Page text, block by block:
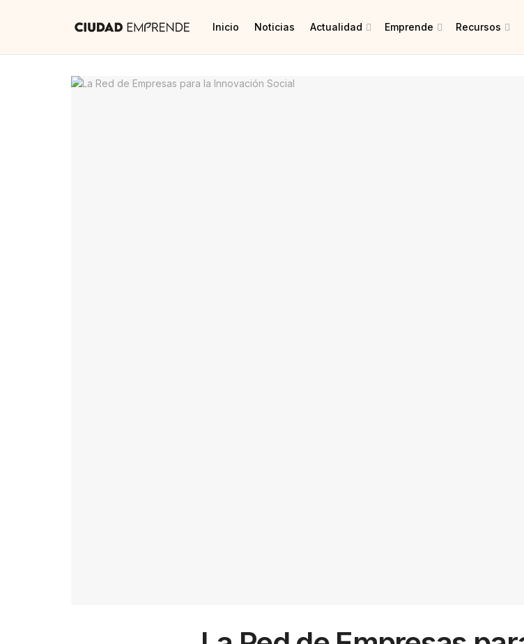
Inicio Noticias Actualidad Emprende Recursos